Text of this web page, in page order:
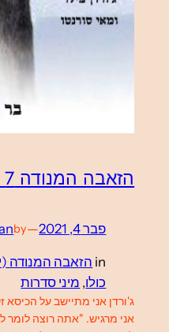
הזאבה המנודה 7 – אחרית דבר
פבר 4, 2021 —
by
in
כולו, מיני סדרות
ג'ורדן אני מתיישב על
אני מרגיש. "אתה רוצה לומר